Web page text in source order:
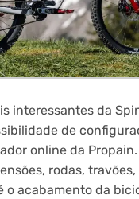
interessantes da
de
online da
rodas,
o acabamento da